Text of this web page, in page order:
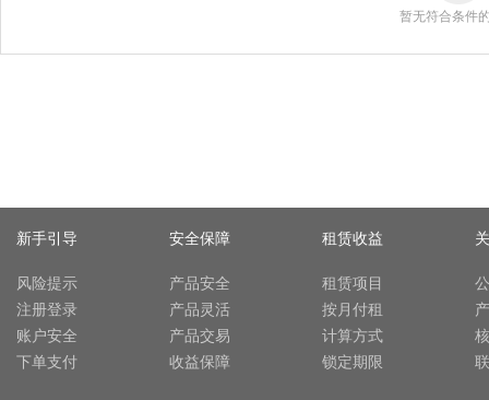
暂无符合条件
新手引导
风险提示
注册登录
账户安全
下单支付
安全保障
产品安全
产品灵活
产品交易
收益保障
租赁收益
租赁项目
按月付租
计算方式
锁定期限